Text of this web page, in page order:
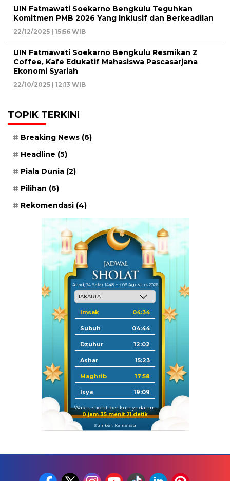
UIN Fatmawati Soekarno Bengkulu Teguhkan
Komitmen PMB 2026 Yang Inklusif dan Berkeadilan
22/12/2025 | 15:56 WIB
UIN Fatmawati Soekarno Bengkulu Resmikan Z
Coffee, Kafe Edukatif Mahasiswa Pascasarjana
Ekonomi Syariah
22/10/2025 | 12:13 WIB
TOPIK TERKINI
Breaking News (6)
Headline (5)
Piala Dunia (2)
Pilihan (6)
Rekomendasi (4)
Ahad, 24 Safar 1448 H / 09 Agustus 2026
Imsak 04:34
Subuh 04:44
Dzuhur 12:02
Ashar 15:23
Maghrib 17:58
Isya 19:09
Waktu sholat berikutnya dalam:
0 jam 35 menit 21 detik
Sumber: Kemenag